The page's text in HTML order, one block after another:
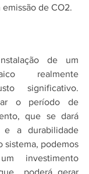
de CO2.
de um
realmente
significativo.
o período de
que se dará
a durabilidade
sistema, podemos
investimento
poderá gerar